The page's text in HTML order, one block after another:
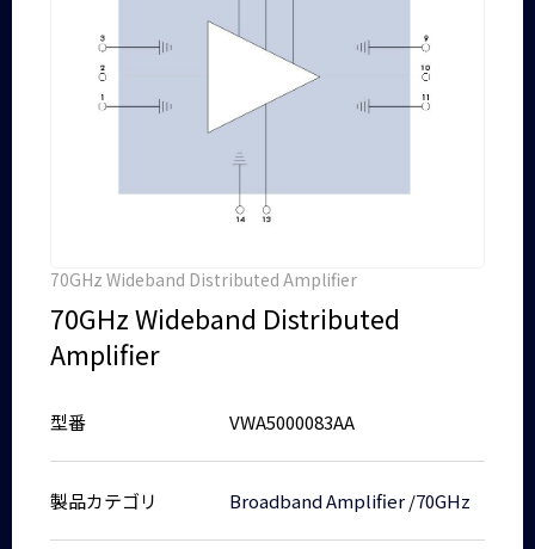
70GHz Wideband Distributed Amplifier
70GHz Wideband Distributed
Amplifier
型番 VWA5000083AA
製品カテゴリ Broadband Amplifier/70GHz